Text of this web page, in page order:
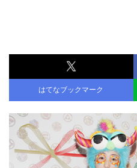
はてなブックマーク